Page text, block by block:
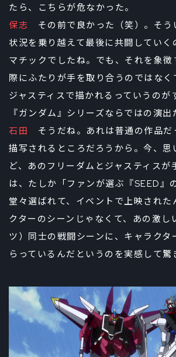
たら、こちらが危なかった。
保志 その前で良かった（笑）。そう
状況を乗り越えて最後に共闘していく
マチックでしたね。でも、それを象徴
際にふたりが手を取り合うのではなく
ジャスティスで描かれるっていうのが
『ガンダム』シリーズならではの演出
石田 そうだね。あれは普通の作品だ
描写されるところだろうから。今、思
ど、あのフリーダムとジャスティスが
は、たしか「ファンが選ぶ『SEED』
堂々選ばれて、イベントで上映された
クターのシーンじゃなくて、あの激し
ツ）同士の戦闘シーンに、キャラクタ
らっているんだというのを実感して驚